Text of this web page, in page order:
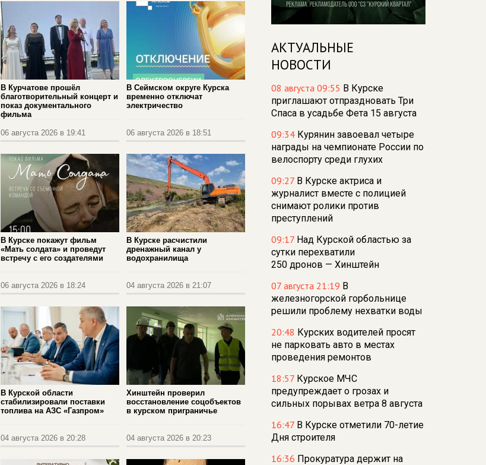
В Курчатове прошёл
благотворительный концерт и
показ документального
фильма
06 августа 2026 в 19:41
В Сеймском округе Курска
временно отключат
электричество
06 августа 2026 в 18:51
В Курске покажут фильм
«Мать солдата» и проведут
встречу с его создателями
06 августа 2026 в 18:24
В Курске расчистили
дренажный канал у
водохранилища
04 августа 2026 в 21:07
В Курской области
стабилизировали поставки
топлива на АЗС «Газпром»
04 августа 2026 в 20:28
Хинштейн проверил
восстановление соцобъектов
в курском приграничье
04 августа 2026 в 20:23
АКТУАЛЬНЫЕ
НОВОСТИ
08 августа 09:55 В Курске
приглашают отпраздновать Три
Спаса в усадьбе Фета 15 августа
09:34 Курянин завоевал четыре
награды на чемпионате России по
велоспорту среди глухих
09:27 В Курске актриса и
журналист вместе с полицией
снимают ролики против
преступлений
09:17 Над Курской областью за
сутки перехватили
250 дронов — Хинштейн
07 августа 21:19 В
железногорской горбольнице
решили проблему нехватки воды
20:48 Курских водителей просят
не парковать авто в местах
проведения ремонтов
18:57 Курское МЧС
предупреждает о грозах и
сильных порывах ветра 8 августа
16:47 В Курске отметили 70-летие
Дня строителя
16:36 Прокуратура держит на